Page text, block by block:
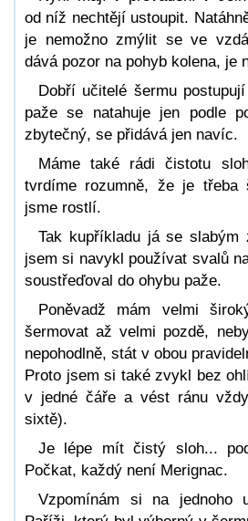
od níž nechtějí ustoupit.
je nemožno zmýlit se ve
dává pozor na pohyb kolena, je
Dobří učitelé šermu
paže se natahuje jen podle
zbytečný, se přidává jen navíc.
Máme také rádi čistotu
tvrdíme rozumně, že je třeba
jsme rostlí.
Tak kupříkladu já se slabým
jsem si navykl používat svalů
soustřeďoval do ohybu paže.
Poněvadž mám velmi
šermovat až velmi pozdě,
nepohodlně, stát v obou
Proto jsem si také zvykl bez
v jedné čáře a vést ránu
sixtě).
Je lépe mít čistý sloh...
Počkat, každý není Merignac.
Vzpomínám si na